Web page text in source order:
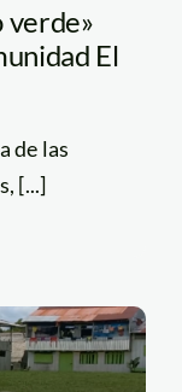
verde»
El
de las
[...]